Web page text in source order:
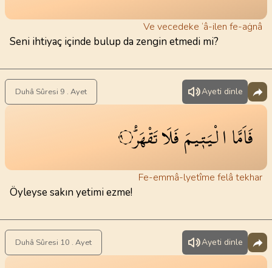
Ve vecedeke ‘â-ilen fe-aġnâ
Seni ihtiyaç içinde bulup da zengin etmedi mi?
Duhâ Sûresi 9 . Ayet Ayeti dinle
فَاَمَّاالْيَت۪يمَفَلَاتَقْهَرْۜ ٩
Fe-emmâ-lyetîme felâ tekhar
Öyleyse sakın yetimi ezme!
Duhâ Sûresi 10 . Ayet Ayeti dinle